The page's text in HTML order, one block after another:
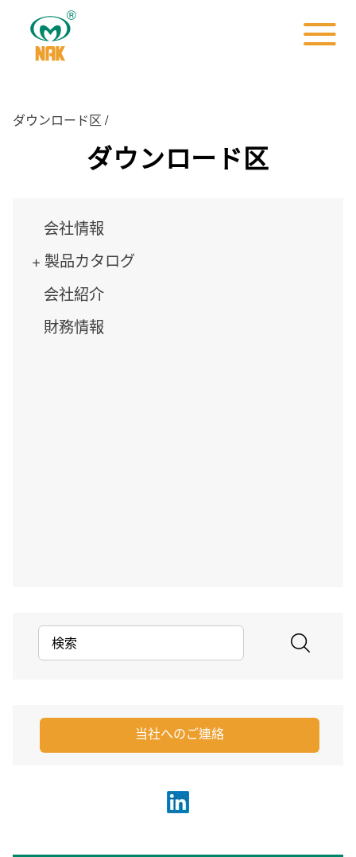
ダウンロード区 /
ダウンロード区
会社情報
製品カタログ
会社紹介
財務情報
当社へのご連絡